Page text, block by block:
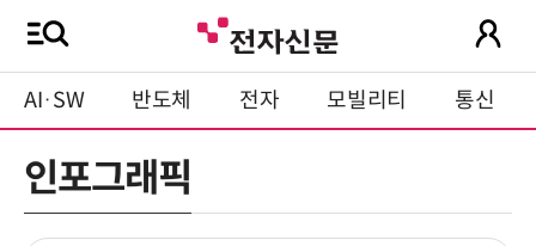
AI·SW 반도체 전자 모빌리티 통신
인포그래픽